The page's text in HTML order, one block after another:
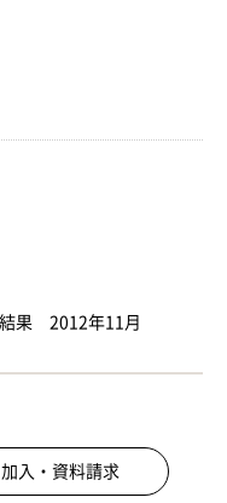
果 2012年11月
加入・資料請求